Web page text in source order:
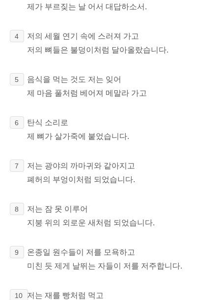
제가 부르짖는 날 어서 대답하소서.
4 저의 세월 연기 속에 스러져 가고
저의 뼈들은 불덩이처럼 달아올랐습니다.
5
음식을 먹는 것도 저는 잊어
제 마음 풀처럼 베어져 메말라 가고
6
탄식 소리로
제 뼈가 살가죽에 붙었습니다.
7 저는 광야의 까마귀와 같아지고
폐허의 부엉이처럼 되었습니다.
8
저는 잠 못 이루어
지붕 위의 외로운 새처럼 되었습니다.
9
온종일 원수들이 저를 모욕하고
미친 듯 제게 날뛰는 자들이 저를 저주합니다.
10
저는 재를 빵처럼 먹고